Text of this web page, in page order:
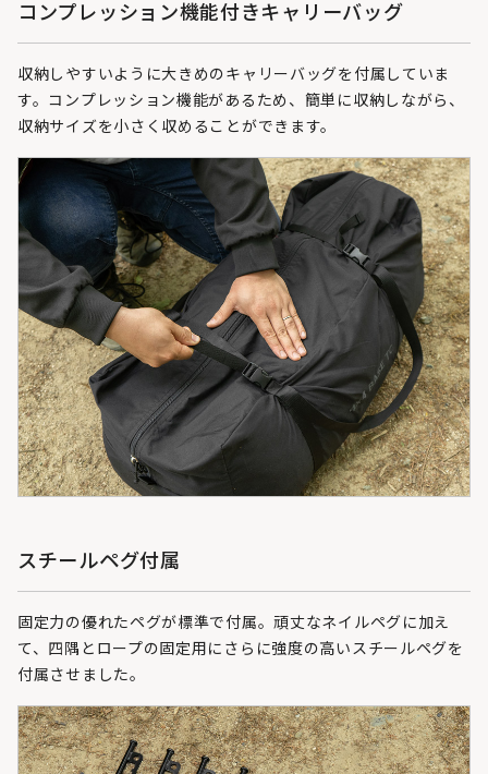
コンプレッション機能付きキャリーバッグ
収納しやすいように大きめのキャリーバッグを付属していま
す。コンプレッション機能があるため、簡単に収納しながら、
収納サイズを小さく収めることができます。
スチールペグ付属
固定力の優れたペグが標準で付属。頑丈なネイルペグに加え
て、四隅とロープの固定用にさらに強度の高いスチールペグを
付属させました。